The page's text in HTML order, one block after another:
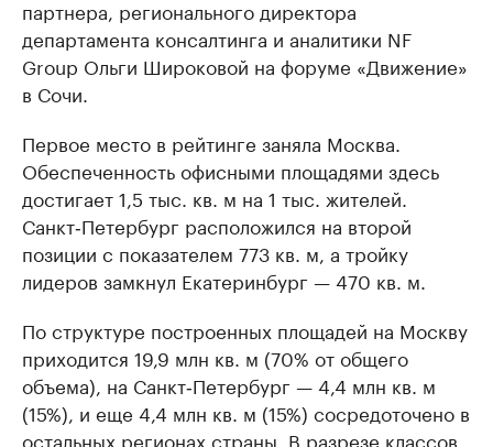
партнера, регионального директора
департамента консалтинга и аналитики NF
Group Ольги Широковой на форуме «Движение»
в Сочи.
Первое место в рейтинге заняла Москва.
Обеспеченность офисными площадями здесь
достигает 1,5 тыс. кв. м на 1 тыс. жителей.
Санкт‑Петербург расположился на второй
позиции с показателем 773 кв. м, а тройку
лидеров замкнул Екатеринбург — 470 кв. м.
По структуре построенных площадей на Москву
приходится 19,9 млн кв. м (70% от общего
объема), на Санкт‑Петербург — 4,4 млн кв. м
(15%), и еще 4,4 млн кв. м (15%) сосредоточено в
остальных регионах страны. В разрезе классов